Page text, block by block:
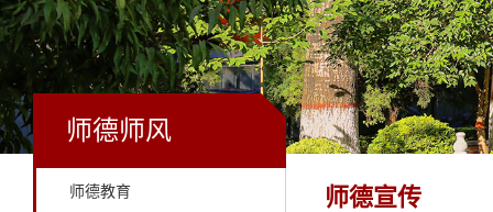
师德师风
师德教育 师德宣传